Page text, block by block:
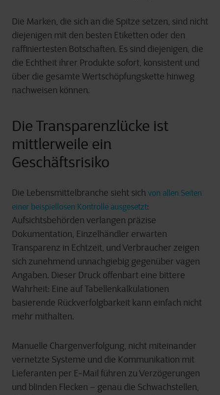
Die Marken, die sich an die Spitze setzen, sind nicht
diejenigen mit den besten Etiketten oder den
raffiniertesten Botschaften. Es sind diejenigen, die
die Echtheit ihrer Produkte sofort, konsistent und
über die gesamte Wertschöpfungskette hinweg
nachweisen können.
Die Transparenzlücke ist
mittlerweile ein
Geschäftsrisiko
Die Lebensmittelbranche sieht sich von allen Seiten
einer beispiellosen Kontrolle ausgesetzt:
Aufsichtsbehörden verlangen präzise
Dokumentation, Einzelhändler erwarten
Transparenz in Echtzeit, und Verbraucher zeigen
sich zunehmend unnachgiebig gegenüber vagen
Angaben. Dieser Druck offenbart eine bittere
Wahrheit: Eine auf Tabellenkalkulationen
basierende Rückverfolgbarkeit kann einfach nicht
mehr mithalten.
Manuelle Chargenverfolgung, nicht miteinander
vernetzte Systeme und die Kommunikation mit
Lieferanten per E-Mail führen zu Verzögerungen
und blinden Flecken – genau die Schwachstellen,